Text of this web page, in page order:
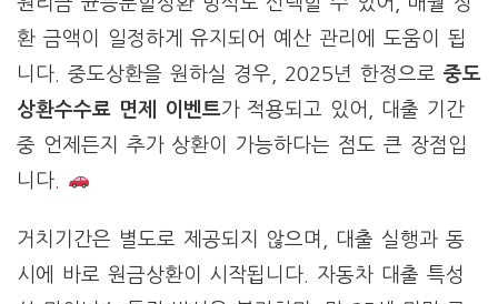
환 금액이 일정하게 유지되어 예산 관리에 도움이 됩
니다. 중도상환을 원하실 경우, 2025년 한정으로 중도
상환수수료 면제 이벤트가 적용되고 있어, 대출 기간
중 언제든지 추가 상환이 가능하다는 점도 큰 장점입
니다.
거치기간은 별도로 제공되지 않으며, 대출 실행과 동
시에 바로 원금상환이 시작됩니다. 자동차 대출 특성